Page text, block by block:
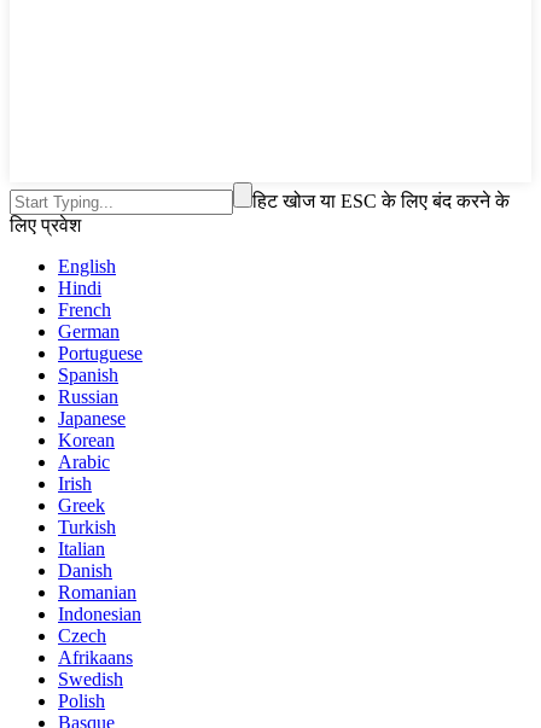
हिट खोज या ESC के लिए बंद करने के
लिए प्रवेश
English
Hindi
French
German
Portuguese
Spanish
Russian
Japanese
Korean
Arabic
Irish
Greek
Turkish
Italian
Danish
Romanian
Indonesian
Czech
Afrikaans
Swedish
Polish
Basque